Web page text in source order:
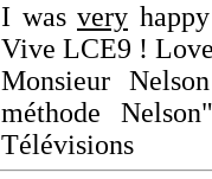
I was very
Vive LCE9 !
Monsieur
méthode
Télévisions